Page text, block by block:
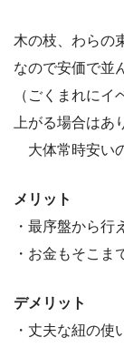
木の枝、わらの
なので安価で並
（ごくまれに
上がる場合はあ
大体常時安い
メリット
・最序盤から行
・お金もそこま
デメリット
・丈夫な紐の使